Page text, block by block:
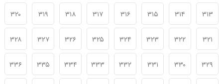
۳۱۳ ۳۱۴ ۳۱۵ ۳۱۶ ۳۱۷ ۳۱۸ ۳۱۹ ۳۲۰
۳۲۱ ۳۲۲ ۳۲۳ ۳۲۴ ۳۲۵ ۳۲۶ ۳۲۷ ۳۲۸
۳۲۹ ۳۳۰ ۳۳۱ ۳۳۲ ۳۳۳ ۳۳۴ ۳۳۵ ۳۳۶